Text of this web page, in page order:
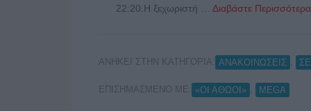
22:20.Η ξεχωριστή … Διαβάστε
ΑΝΗΚΕΙ ΣΤΗΝ ΚΑΤΗΓΟΡΙΑ: ΑΝΑΚΟΙΝΩΣΕΙΣ
ΕΠΙΣΗΜΑΣΜΕΝΟ ΜΕ: «ΟΙ ΑΘΩΟΙ» MEGA